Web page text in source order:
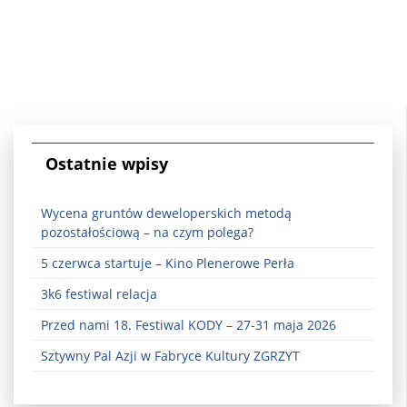
Ostatnie wpisy
Wycena gruntów deweloperskich metodą
pozostałościową – na czym polega?
5 czerwca startuje – Kino Plenerowe Perła
3k6 festiwal relacja
Przed nami 18. Festiwal KODY – 27-31 maja 2026
Sztywny Pal Azji w Fabryce Kultury ZGRZYT